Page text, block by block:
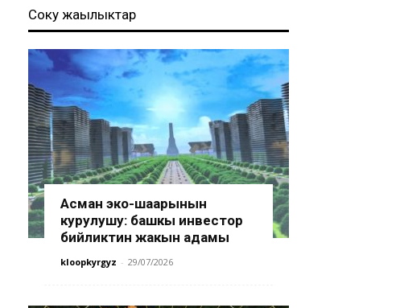
Соңку жаңылыктар
Асман эко-шаарынын
курулушу: башкы инвестор
бийликтин жакын адамы
kloopkyrgyz - 29/07/2026